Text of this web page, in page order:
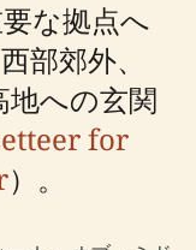
な拠点へ
部郊外、
への玄関
for
）。